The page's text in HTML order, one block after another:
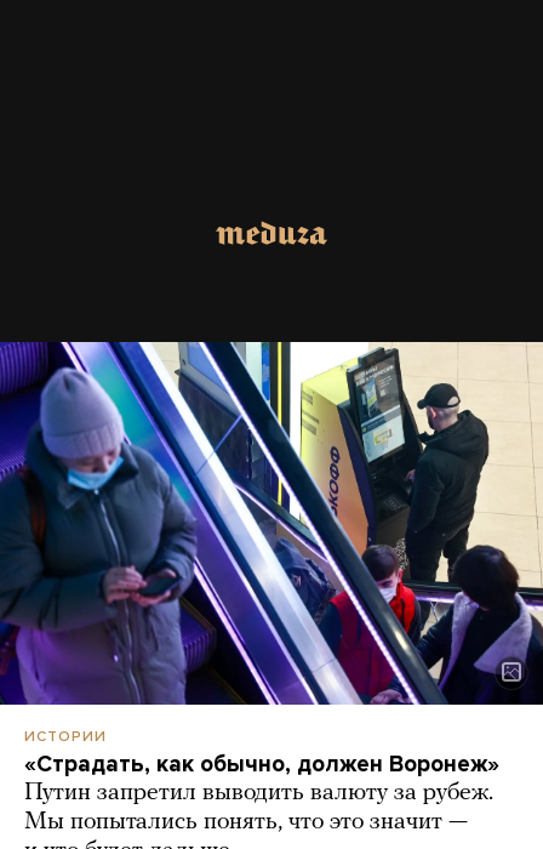
ИСТОРИИ
«Страдать, как обычно, должен Воронеж»
Путин запретил выводить валюту за рубеж.
Мы попытались понять, что это значит —